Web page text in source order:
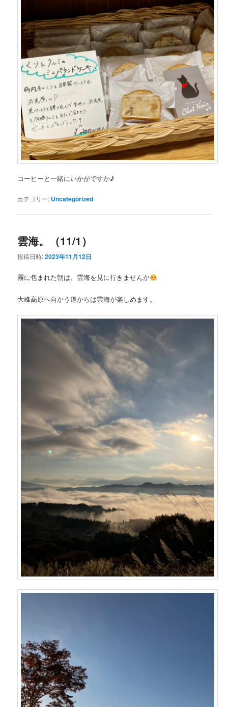
コーヒーと一緒にいかがですか♪
カテゴリー: Uncategorized
雲海。（11/1）
投稿日時:2023年11月12日
霧に包まれた朝は、雲海を見に行きませんか
大峰高原へ向かう道からは雲海が楽しめます。